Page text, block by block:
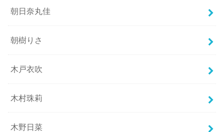
朝日奈丸佳
朝樹りさ
木戸衣吹
木村珠莉
木野日菜